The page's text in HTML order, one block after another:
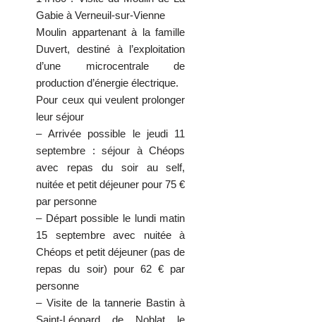
Gabie à Verneuil-sur-Vienne
Moulin appartenant à la famille
Duvert, destiné à l’exploitation
d’une microcentrale de
production d’énergie électrique.
Pour ceux qui veulent prolonger
leur séjour
– Arrivée possible le jeudi 11
septembre : séjour à Chéops
avec repas du soir au self,
nuitée et petit déjeuner pour 75 €
par personne
– Départ possible le lundi matin
15 septembre avec nuitée à
Chéops et petit déjeuner (pas de
repas du soir) pour 62 € par
personne
– Visite de la tannerie Bastin à
Saint-Léonard de Noblat le